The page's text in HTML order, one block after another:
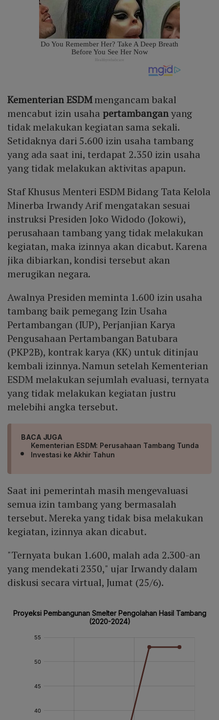
Kementerian ESDMmengancam bakal
mencabut izin usaha pertambanganyang
tidak melakukan kegiatan sama sekali.
Setidaknya dari 5.600 izin usaha tambang
yang ada saat ini, terdapat 2.350 izin usaha
yang tidak melakukan aktivitas apapun.
Staf Khusus Menteri ESDM Bidang Tata Kelola
Minerba Irwandy Arif mengatakan sesuai
instruksi Presiden Joko Widodo (Jokowi),
perusahaan tambang yang tidak melakukan
kegiatan, maka izinnya akan dicabut. Karena
jika dibiarkan, kondisi tersebut akan
merugikan negara.
Awalnya Presiden meminta 1.600 izin usaha
tambang baik pemegang Izin Usaha
Pertambangan (IUP), Perjanjian Karya
Pengusahaan Pertambangan Batubara
(PKP2B), kontrak karya (KK) untuk ditinjau
kembali izinnya. Namun setelah Kementerian
ESDM melakukan sejumlah evaluasi, ternyata
yang tidak melakukan kegiatan justru
melebihi angka tersebut.
BACA JUGA
Kementerian ESDM: Perusahaan Tambang Tunda
Investasi ke Akhir Tahun
Saat ini pemerintah masih mengevaluasi
semua izin tambang yang bermasalah
tersebut. Mereka yang tidak bisa melakukan
kegiatan, izinnya akan dicabut.
"Ternyata bukan 1.600, malah ada 2.300-an
yang mendekati 2350," ujar Irwandy dalam
diskusi secara virtual, Jumat (25/6).